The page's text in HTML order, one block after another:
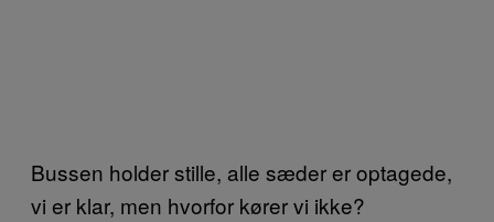
Bussen holder stille, alle sæder er optagede,
vi er klar, men hvorfor kører vi ikke?